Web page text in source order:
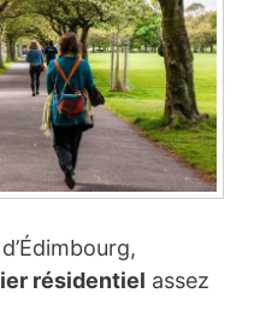
résidentiel assez